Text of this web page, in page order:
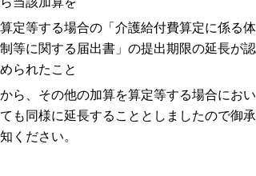
算定等する場合の「介護給付費算定に係る体
制等に関する届出書」の提出期限の延長が認
められたこと
から、 その他の加算を算定等する場合におい
ても同様に延長することとしましたので御承
知ください。